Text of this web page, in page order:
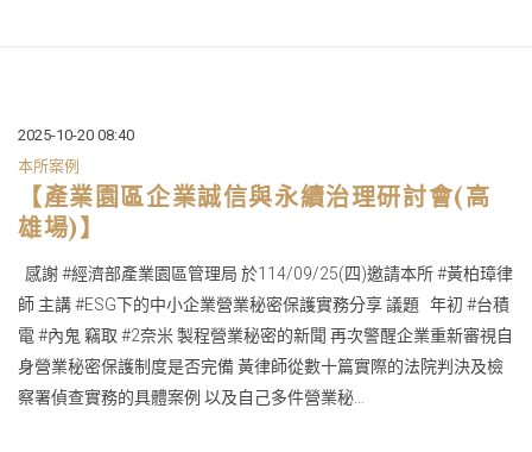
2025-10-20 08:40
本所案例
【產業園區企業誠信與永續治理研討會(高
雄場)】
感謝 #經濟部產業園區管理局 於114/09/25(四)邀請本所 #黃柏璋律
師 主講 #ESG下的中小企業營業秘密保護實務分享 議題 年初 #台積
電 #內鬼 竊取 #2奈米 製程營業秘密的新聞 再次警醒企業重新審視自
身營業秘密保護制度是否完備 黃律師從數十篇實際的法院判決及檢
察署偵查實務的具體案例 以及自己多件營業秘...